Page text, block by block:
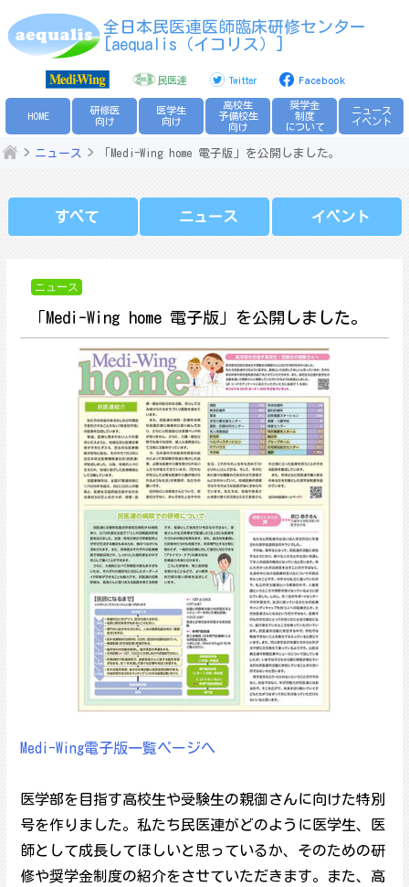
to
全日本民医連医師臨床研修センター
[aequalis（イコリス）]
民医連 Twitter Facebook
HOME
研修医
向け
医学生
向け
高校生
予備校生
向け
奨学金
制度
について
ニュース
イベント
ニュース 「Medi-Wing home 電子版」を公開しました。
すべて ニュース イベント
ニュース
「Medi-Wing home 電子版」を公開しました。
Medi-Wing電子版一覧ページへ
医学部を目指す高校生や受験生の親御さんに向けた特別
号を作りました。私たち民医連がどのように医学生、医
師として成長してほしいと思っているか、そのための研
修や奨学金制度の紹介をさせていただきます。また、高